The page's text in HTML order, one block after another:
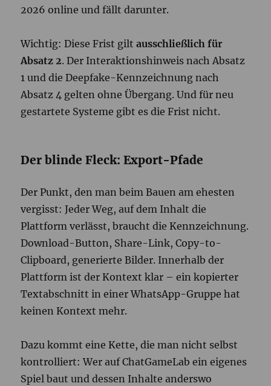
2026 online und fällt darunter.
Wichtig: Diese Frist giltausschließlich für
Absatz 2. Der Interaktionshinweis nach Absatz
1 und die Deepfake-Kennzeichnung nach
Absatz 4 gelten ohne Übergang. Und für neu
gestartete Systeme gibt es die Frist nicht.
Der blinde Fleck: Export-Pfade
Der Punkt, den man beim Bauen am ehesten
vergisst: Jeder Weg, auf dem Inhalt die
Plattform verlässt, braucht die Kennzeichnung.
Download-Button, Share-Link, Copy-to-
Clipboard, generierte Bilder. Innerhalb der
Plattform ist der Kontext klar – ein kopierter
Textabschnitt in einer WhatsApp-Gruppe hat
keinen Kontext mehr.
Dazu kommt eine Kette, die man nicht selbst
kontrolliert: Wer auf ChatGameLab ein eigenes
Spiel baut und dessen Inhalte anderswo